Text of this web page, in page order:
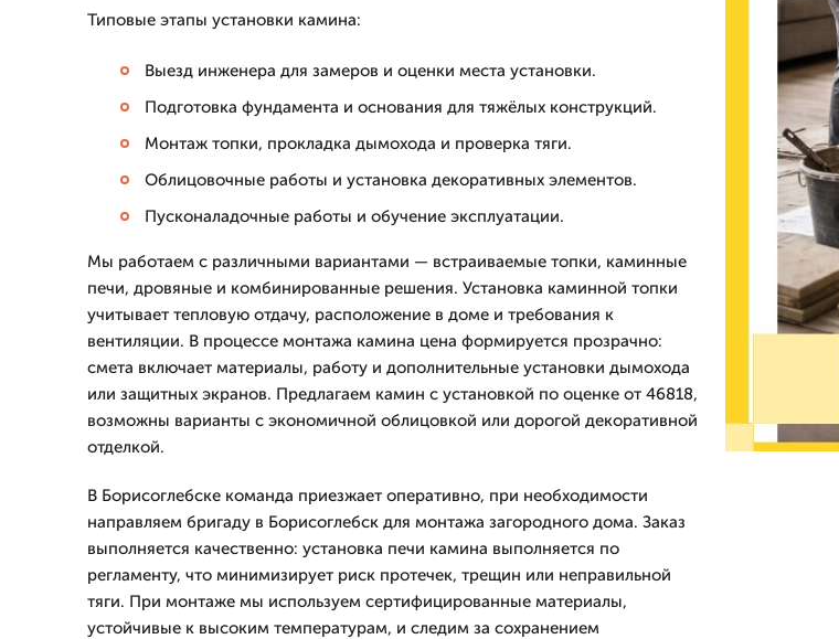
Типовые этапы установки камина:
Выезд инженера для замеров и оценки места установки.
Подготовка фундамента и основания для тяжёлых конструкций.
Монтаж топки, прокладка дымохода и проверка тяги.
Облицовочные работы и установка декоративных элементов.
Пусконаладочные работы и обучение эксплуатации.
Мы работаем с различными вариантами — встраиваемые топки, каминные
печи, дровяные и комбинированные решения. Установка каминной топки
учитывает тепловую отдачу, расположение в доме и требования к
вентиляции. В процессе монтажа камина цена формируется прозрачно:
смета включает материалы, работу и дополнительные установки дымохода
или защитных экранов. Предлагаем камин с установкой по оценке от 46818,
возможны варианты с экономичной облицовкой или дорогой декоративной
отделкой.
В Борисоглебске команда приезжает оперативно, при необходимости
направляем бригаду в Борисоглебск для монтажа загородного дома. Заказ
выполняется качественно: установка печи камина выполняется по
регламенту, что минимизирует риск протечек, трещин или неправильной
тяги. При монтаже мы используем сертифицированные материалы,
устойчивые к высоким температурам, и следим за сохранением